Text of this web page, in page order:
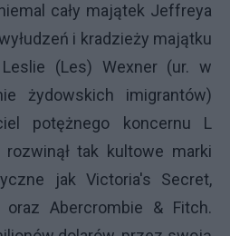
cały majątek Jeffreya
i kradzieży majątku
(Les) Wexner (ur. w
żydowskich imigrantów)
potężnego koncernu L
rozwinął tak kultowe marki
jak Victoria's Secret,
Abercrombie & Fitch.